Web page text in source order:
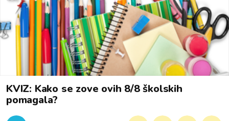
KVIZ: Kako se zove ovih 8/8 školskih
pomagala?